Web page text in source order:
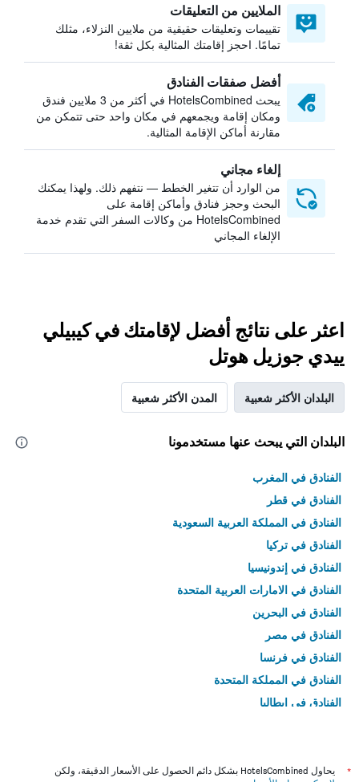
الملايين من التعليقات
تقييمات وتعليقات حقيقية من ملايين النزلاء، مثلك
تمامًا. احجز إقامتك المثالية بكل ثقة!
أفضل صفقات الفنادق
يبحث HotelsCombined في أكثر من 3 ملايين فندق
ومكان إقامة ويجمعهم في مكان واحد حتى تتمكن من
مقارنة أماكن الإقامة المثالية.
إلغاء مجاني
من الوارد أن تتغير الخطط — نتفهم ذلك. ولهذا يمكنك
البحث وحجز فنادق وأماكن إقامة على
HotelsCombined من وكالات السفر التي تقدم خدمة
الإلغاء المجاني
اعثر على نتائج أفضل لإقامتك في كيبيلي
ييدي جوزيل هوتل
البلدان الأكثر شعبية المدن الأكثر شعبية
البلدان التي يبحث عنها مستخدمونا
الفنادق في المغرب
الفنادق في قطر
الفنادق في المملكة العربية السعودية
الفنادق في تركيا
الفنادق في إندونيسيا
الفنادق في الامارات العربية المتحدة
الفنادق في البحرين
الفنادق في مصر
الفنادق في فرنسا
الفنادق في المملكة المتحدة
الفنادق في إيطاليا
*
يحاول HotelsCombined بشكل دائم الحصول على الأسعار الدقيقة، ولكن